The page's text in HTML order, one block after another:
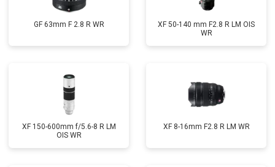
GF 63mm F 2.8 R WR
XF 50-140 mm F2.8 R LM OIS
WR
XF 150-600mm f/5.6-8 R LM
OIS WR
XF 8-16mm F2.8 R LM WR